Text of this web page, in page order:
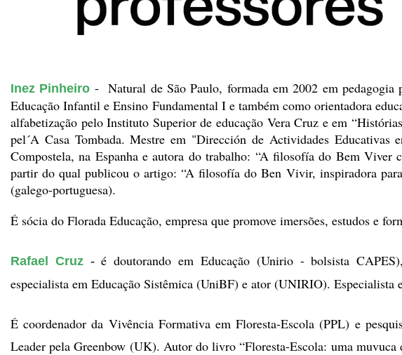
Inez Pinheiro -  Natural de São Paulo, formada em 2002 em
Educação Infantil e Ensino Fundamental I e também como orientadora
alfabetização pelo Instituto Superior de educação Vera Cruz e em
pel´A Casa Tombada. Mestre em "Dirección de Actividades Educativas
Compostela, na Espanha e autora do trabalho: “A filosofía do Bem Viver
partir do qual publicou o artigo: “A filosofía do Ben Vivir, inspiradora
(galego-portuguesa).
É sócia do Florada Educação, empresa que promove imersões, estudos e
Rafael Cruz - é doutorando em Educação (Unirio - bolsista
especialista em Educação Sistêmica (UniBF) e ator (UNIRIO). Especialista
É coordenador da Vivência Formativa em Floresta-Escola (PPL) e
Leader pela Greenbow (UK). Autor do livro “Floresta-Escola: uma muvuca